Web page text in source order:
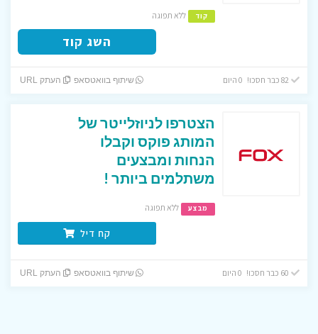
קוד ללא תפוגה
השג קוד
82 כבר חסכו! 0 היום שיתוף בוואטסאפ העתק URL
הצטרפו לניוזלייטר של
המותג פוקס וקבלו
הנחות ומבצעים
משתלמים ביותר !
מבצע ללא תפוגה
קח דיל
שיתוף בוואטסאפ העתק URL